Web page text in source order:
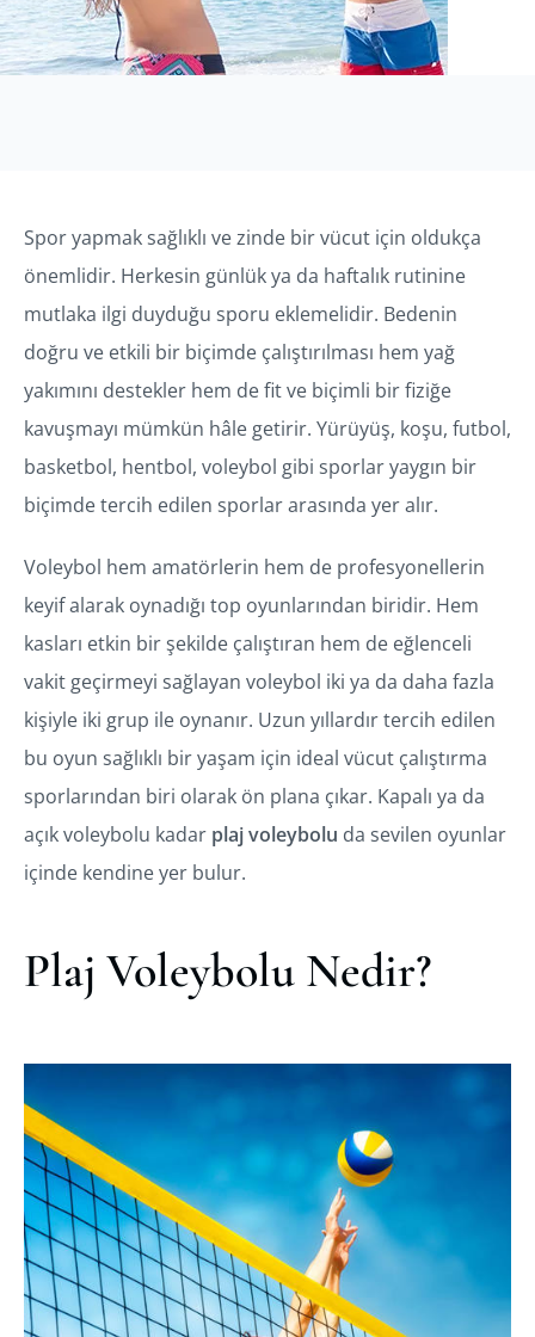
Spor yapmak sağlıklı ve zinde bir vücut için oldukça
önemlidir. Herkesin günlük ya da haftalık rutinine
mutlaka ilgi duyduğu sporu eklemelidir. Bedenin
doğru ve etkili bir biçimde çalıştırılması hem yağ
yakımını destekler hem de fit ve biçimli bir fiziğe
kavuşmayı mümkün hâle getirir. Yürüyüş, koşu, futbol,
basketbol, hentbol, voleybol gibi sporlar yaygın bir
biçimde tercih edilen sporlar arasında yer alır.
Voleybol hem amatörlerin hem de profesyonellerin
keyif alarak oynadığı top oyunlarından biridir. Hem
kasları etkin bir şekilde çalıştıran hem de eğlenceli
vakit geçirmeyi sağlayan voleybol iki ya da daha fazla
kişiyle iki grup ile oynanır. Uzun yıllardır tercih edilen
bu oyun sağlıklı bir yaşam için ideal vücut çalıştırma
sporlarından biri olarak ön plana çıkar. Kapalı ya da
açık voleybolu kadar plaj voleybolu da sevilen oyunlar
içinde kendine yer bulur.
Plaj Voleybolu Nedir?